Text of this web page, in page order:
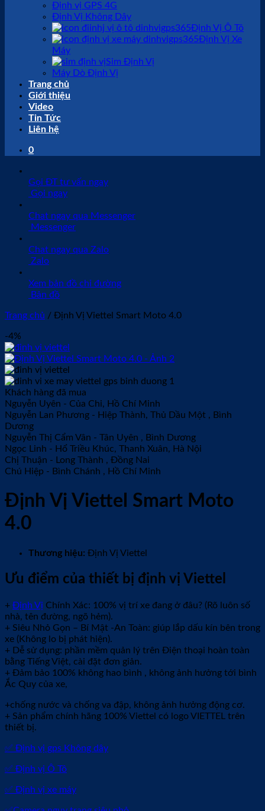
Định vị GPS 4G
Định Vị Không Dây
Định Vị Ô Tô
Định Vị Xe
Máy
Sim Định Vị
Máy Dò Định Vị
Trang chủ
Giới thiệu
Video
Tin Tức
Liên hệ
0
Gọi ĐT tư vấn ngay
Gọi ngay
Chat ngay qua Messenger
Messenger
Chat ngay qua Zalo
Zalo
Xem bản đồ chỉ đường
Bản đồ
Trang chủ / Định Vị Viettel Smart Moto 4.0
-4%
Khách hàng đã mua
Nguyễn Uyên - Của Chi, Hồ Chí Minh
Nguyễn Lan Phương - Hiệp Thành, Thủ Dầu Một , Bình
Dương
Nguyễn Thị Cẩm Vân - Tân Uyên , Bình Dương
Ngọc Linh - Hổ Triều Khúc, Thanh Xuân, Hà Nội
Chị Thuận -
Long Thành , Đồng Nai
Chú Hiệp - Bình Chánh , Hồ Chí Minh
Định Vị Viettel Smart Moto
4.0
Thương hiệu: Định Vị Viettel
Ưu điểm của thiết bị định vị Viettel
+ Định Vị Chính Xác: 100% vị trí xe đang ở đâu? (Rõ luôn số
nhà, tên đường, ngõ hẻm).
+ Siêu Nhỏ Gọn – Bí Mật -An Toàn: giúp lắp dấu kín bên trong
xe (Không lo bị phát hiện).
+ Dễ sử dụng: phần mềm quản lý trên Điện thoại hoàn toàn
bằng Tiếng Việt, cài đặt đơn giản.
+ Đảm bảo 100% không hao bình , không ảnh hưởng tới bình
Ắc Quy của xe,
+chống nước và chống va đập, không ảnh hưởng động cơ.
+ Sản phẩm chính hãng 100% Viettel có logo VIETTEL trên
thiết bị.
✅ Định vị gps Không dây
✅ Định vị Ô Tô
✅ Định vị xe máy